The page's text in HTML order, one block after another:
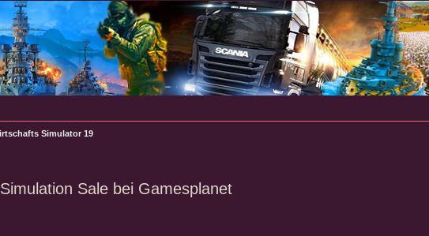
Simulator 19
Sale bei Gamesplanet